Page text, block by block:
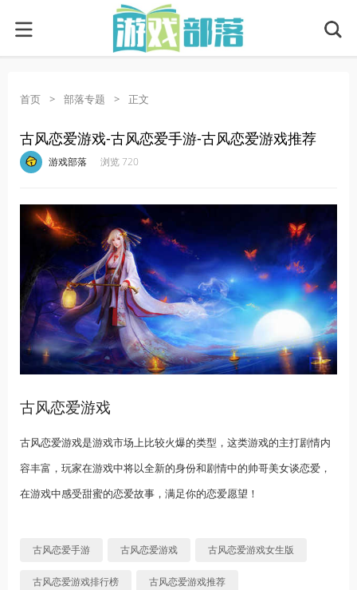
首页 > 部落专题 > 正文
古风恋爱游戏-古风恋爱手游-古风恋爱游戏推荐
游戏部落 浏览 720
古风恋爱游戏
古风恋爱游戏是游戏市场上比较火爆的类型，这类游戏的主打剧情内
容丰富，玩家在游戏中将以全新的身份和剧情中的帅哥美女谈恋爱，
在游戏中感受甜蜜的恋爱故事，满足你的恋爱愿望！
古风恋爱手游 古风恋爱游戏 古风恋爱游戏女生版
古风恋爱游戏排行榜 古风恋爱游戏推荐